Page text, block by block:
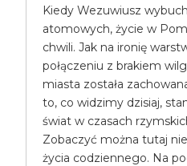
Kiedy Wezuwiusz
atomowych, życie w
chwili. Jak na ironię
połączeniu z brakiem
miasta została
to, co widzimy dzisiaj,
świat w czasach
Zobaczyć można tutaj
życia codziennego. Na